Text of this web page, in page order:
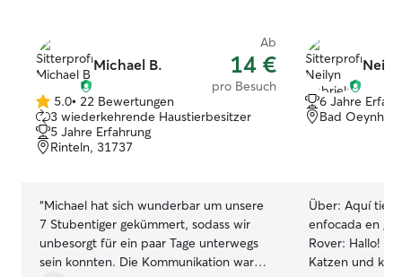
cat care. A short meet-and-greet is
important to
we all get
discussed individually.
to meeting you
Deshalb kann
geduldig und
kümmern und
Aufmerksamkeit
Michael B.
Ab
14 €
pro Besuch
5.0
von
5
Sternen
5.0• 22 Bewertungen
3 wiederkehrende Haustierbesitzer
5 Jahre Erfahrung
Rinteln, 31737
“Michael hat sich wunderbar um unsere
7 Stubentiger gekümmert, sodass wir
unbesorgt für ein paar Tage unterwegs
sein konnten. Die Kommunikation war
6 Jahre
Bad
Über: Aquí
enfocada en
Rover: Hallo! 😊 Ich lebe selbst mit zwei
Katzen und